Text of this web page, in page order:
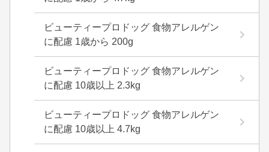
ビューティープロドッグ 食物アレルゲン
に配慮 1歳から 200g
ビューティープロドッグ 食物アレルゲン
に配慮 10歳以上 2.3kg
ビューティープロドッグ 食物アレルゲン
に配慮 10歳以上 4.7kg